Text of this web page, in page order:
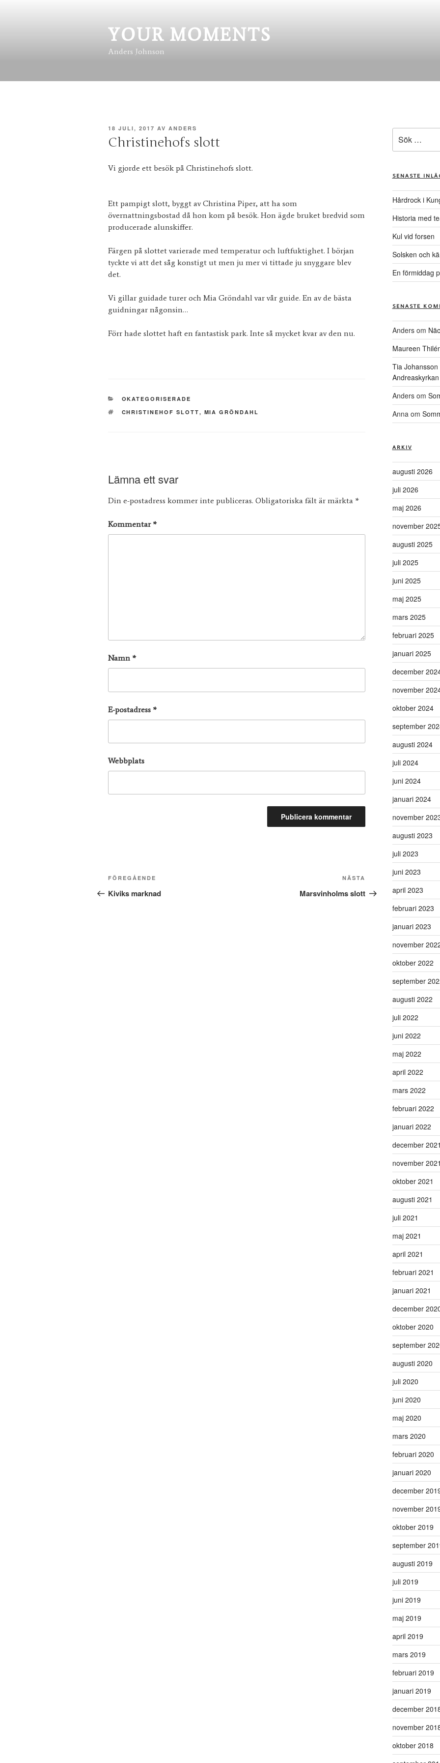
YOUR MOMENTS
Anders Johnson
PUBLICERAT
18 JULI, 2017 AV ANDERS
Christinehofs slott
Vi gjorde ett besök på Christinehofs slott.
Ett pampigt slott, byggt av Christina Piper, att ha som
övernattningsbostad då hon kom på besök. Hon ägde bruket bredvid som
producerade alunskiffer.
Färgen på slottet varierade med temperatur och luftfuktighet. I början
tyckte vi att det såg konstigt ut men ju mer vi tittade ju snyggare blev
det.
Vi gillar guidade turer och Mia Gröndahl var vår guide. En av de bästa
guidningar någonsin…
Förr hade slottet haft en fantastisk park. Inte så mycket kvar av den nu.
KATEGORIER
OKATEGORISERADE
TAGGAR
CHRISTINEHOF SLOTT, MIA GRÖNDAHL
Lämna ett svar
Din e-postadress kommer inte publiceras. Obligatoriska fält är märkta *
Kommentar *
Namn *
E-postadress *
Webbplats
Inläggsnavigering
Föregående
inlägg
FÖREGÅENDE
Kiviks marknad
inlägg
NÄSTA
Marsvinholms slott
efter:
SENASTE
Hårdrock i
Historia med
Kul vid forsen
Solsken och
En förmiddag
SENASTE
Andersom
Maureen
Tia Johansson
Andreaskyrkan
Andersom
Annaom
ARKIV
augusti 2026
juli 2026
maj 2026
november
augusti 2025
juli 2025
juni 2025
maj 2025
mars 2025
februari 2025
januari 2025
december
november
oktober 2024
september
augusti 2024
juli 2024
juni 2024
januari 2024
november
augusti 2023
juli 2023
juni 2023
april 2023
februari 2023
januari 2023
november
oktober 2022
september
augusti 2022
juli 2022
juni 2022
maj 2022
april 2022
mars 2022
februari 2022
januari 2022
december
november
oktober 2021
augusti 2021
juli 2021
maj 2021
april 2021
februari 2021
januari 2021
december
oktober 2020
september
augusti 2020
juli 2020
juni 2020
maj 2020
mars 2020
februari 2020
januari 2020
december
november
oktober 2019
september
augusti 2019
juli 2019
juni 2019
maj 2019
april 2019
mars 2019
februari 2019
januari 2019
december
november
oktober 2018